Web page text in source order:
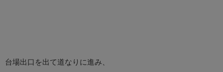
台場出口を出て道なりに進み、